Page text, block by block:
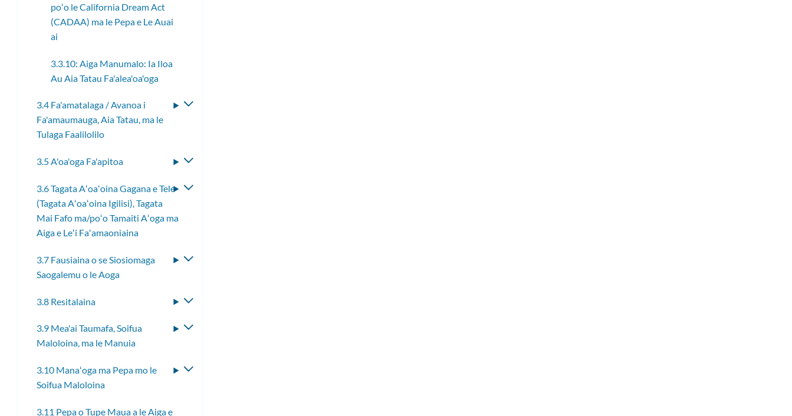
poʻo le California Dream Act
(CADAA) ma le Pepa e Le Auai
ai
3.3.10: Aiga Manumalo: Ia Iloa
Au Aia Tatau Fa'alea'oa'oga
3.4 Fa'amatalaga / Avanoa i
Fa'amaumauga, Aia Tatau, ma le
Tulaga Faalilolilo
Fa'asolo
3.5 A'oa'oga Fa'apitoa
Fa'asolo
3.6 Tagata Aʻoaʻoina Gagana e Tele
(Tagata Aʻoaʻoina Igilisi), Tagata
Mai Fafo ma/poʻo Tamaiti Aʻoga ma
Aiga e Leʻi Faʻamaoniaina
Fa'asolo
3.7 Fausiaina o se Siosiomaga
Saogalemu o le Aoga
Fa'asolo
3.8 Resitalaina
Fa'asolo
3.9 Mea'ai Taumafa, Soifua
Maloloina, ma le Manuia
Fa'asolo
3.10 Manaʻoga ma Pepa mo le
Soifua Maloloina
Fa'asolo
3.11 Pepa o Tupe Maua a le Aiga e